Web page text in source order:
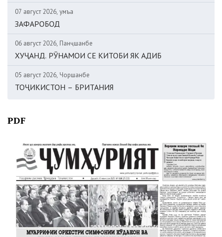
07 август 2026, Ҷумъа
ЗАФАРОБОД
06 август 2026, Панҷшанбе
ХУҶАНД. РӮНАМОИ СЕ КИТОБИ ЯК АДИБ
05 август 2026, Чоршанбе
ТОҶИКИСТОН – БРИТАНИЯ
PDF